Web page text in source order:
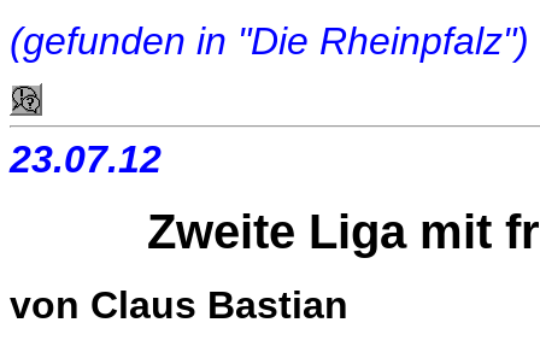
(gefunden in "Die Rheinpfalz")
23.07.12
Zweite Liga mit
von Claus Bastian